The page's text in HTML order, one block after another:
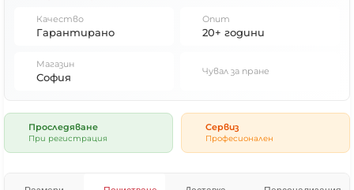
Качество
Гарантирано
Опит
20+ години
Магазин
София Чувал за пране
Проследяване
При регистрация
Сервиз
Професионален